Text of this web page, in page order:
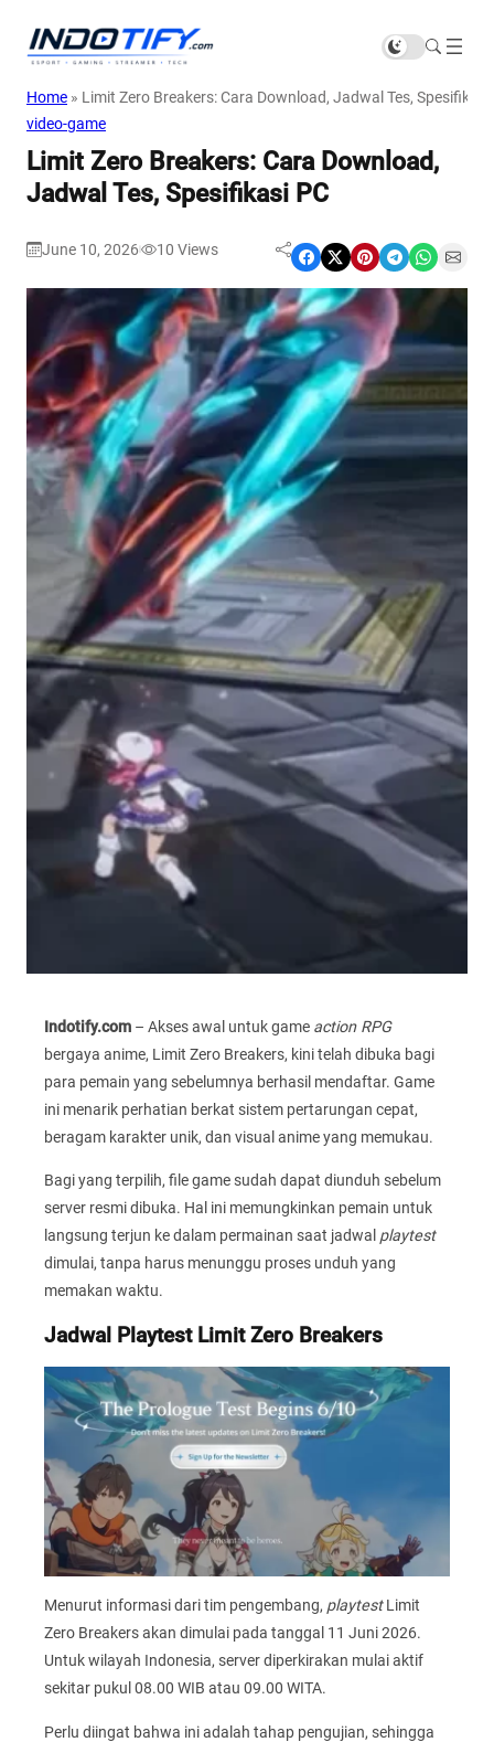
Home » Limit Zero Breakers: Cara Download, Jadwal Tes, Spesifikasi
video-game
Limit Zero Breakers: Cara Download,
Jadwal Tes, Spesifikasi PC
June 10, 2026 10 Views Share on Facebook Share on X Share on Pinterest Share on Telegram Share on WhatsApp Share on Email
Indotify.com – Akses awal untuk game action RPG
bergaya anime, Limit Zero Breakers, kini telah dibuka bagi
para pemain yang sebelumnya berhasil mendaftar. Game
ini menarik perhatian berkat sistem pertarungan cepat,
beragam karakter unik, dan visual anime yang memukau.
Bagi yang terpilih, file game sudah dapat diunduh sebelum
server resmi dibuka. Hal ini memungkinkan pemain untuk
langsung terjun ke dalam permainan saat jadwal playtest
dimulai, tanpa harus menunggu proses unduh yang
memakan waktu.
Jadwal Playtest Limit Zero Breakers
Menurut informasi dari tim pengembang, playtestLimit
Zero Breakers akan dimulai pada tanggal 11 Juni 2026.
Untuk wilayah Indonesia, server diperkirakan mulai aktif
sekitar pukul 08.00 WIB atau 09.00 WITA.
Perlu diingat bahwa ini adalah tahap pengujian, sehingga